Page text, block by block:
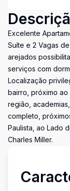
Excelente
Suíte e 2 Vagas
arejados
serviços com
Localização
bairro, próximo ao
região,
completo,
Paulista, ao Lado
Charles Miller.